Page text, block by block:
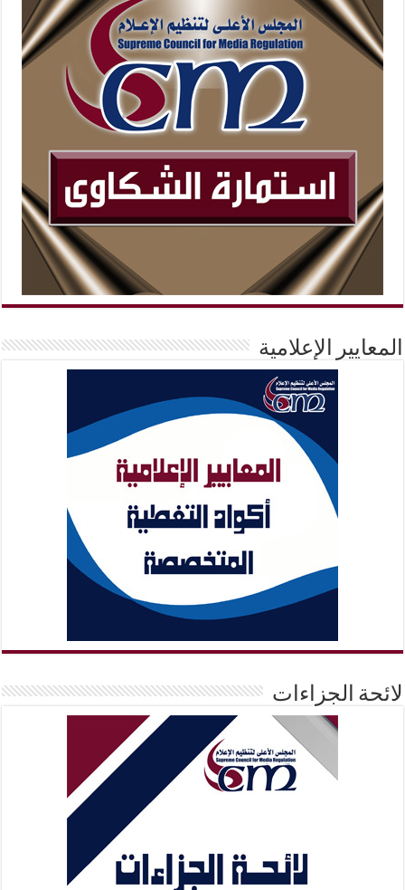
المعايير الإعلامية
لائحة الجزاءات